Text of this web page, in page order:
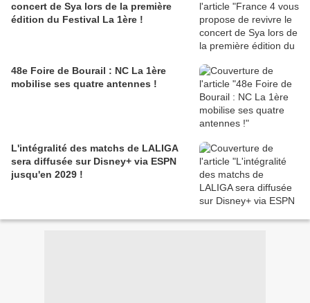
concert de Sya lors de la première
édition du Festival La 1ère !
48e Foire de Bourail : NC La 1ère
mobilise ses quatre antennes !
L'intégralité des matchs de LALIGA
sera diffusée sur Disney+ via ESPN
jusqu'en 2029 !